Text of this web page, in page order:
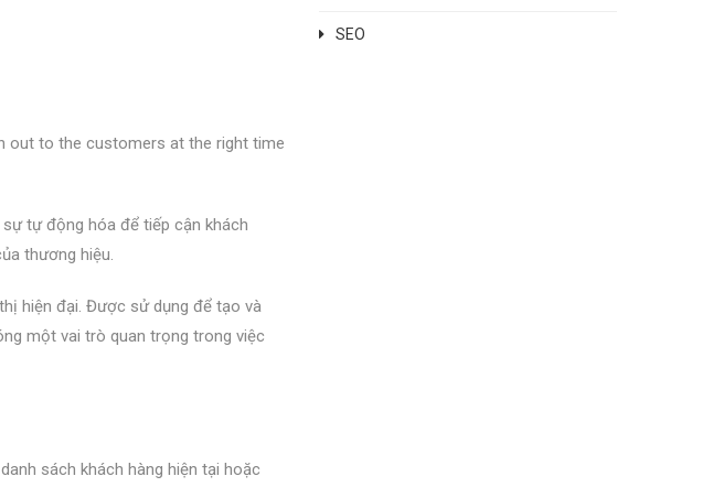
out to the customers at the right time
tự động hóa để tiếp cận khách
thương hiệu.
hiện đại. Được sử dụng để tạo và
một vai trò quan trọng trong việc
sách khách hàng hiện tại hoặc
SEO